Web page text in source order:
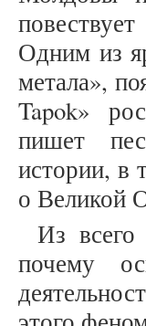
Одним из
метала»,
Tapok»
пишет
истории, в
о Великой
Из всего
почему